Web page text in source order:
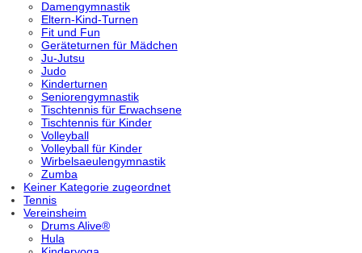
Damengymnastik
Eltern-Kind-Turnen
Fit und Fun
Geräteturnen für Mädchen
Ju-Jutsu
Judo
Kinderturnen
Seniorengymnastik
Tischtennis für Erwachsene
Tischtennis für Kinder
Volleyball
Volleyball für Kinder
Wirbelsaeulengymnastik
Zumba
Keiner Kategorie zugeordnet
Tennis
Vereinsheim
Drums Alive®
Hula